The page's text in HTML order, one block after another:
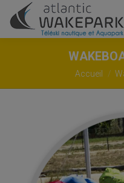
Vous êtes
Accueil